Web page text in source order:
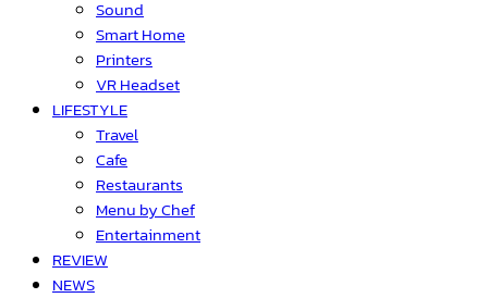
Sound
Smart Home
Printers
VR Headset
LIFESTYLE
Travel
Cafe
Restaurants
Menu by Chef
Entertainment
REVIEW
NEWS